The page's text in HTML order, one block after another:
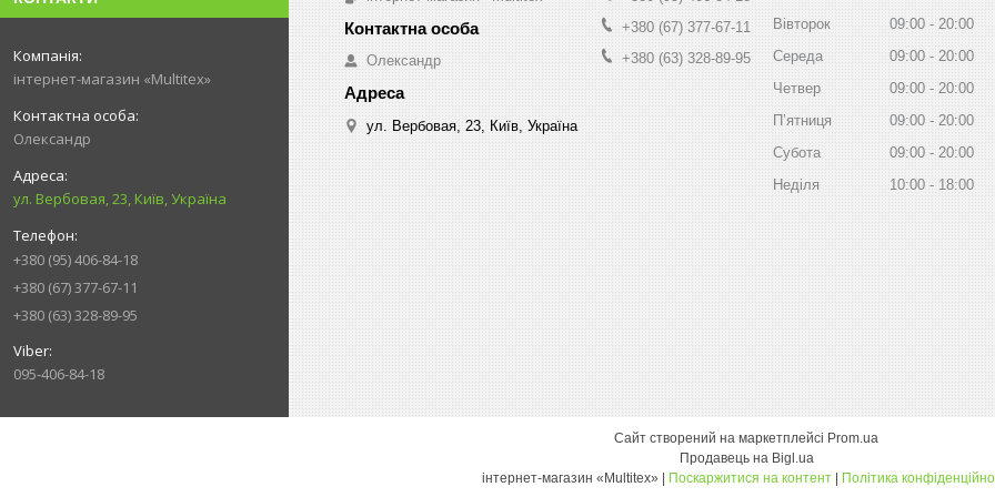
інтернет-магазин «Multitex»
Олександр
ул. Вербовая, 23, Київ, Україна
+380 (95) 406-84-18
+380 (67) 377-67-11
+380 (63) 328-89-95
095-406-84-18
Олександр
ул. Вербовая, 23, Київ, Україна
+380 (67) 377-67-11
+380 (63) 328-89-95
Вівторок 09:00
20:00
Середа
09:00
20:00
Четвер
09:00
20:00
Пʼятниця
09:00
20:00
Субота
09:00
20:00
Неділя
10:00 18:00
Сайт створений на маркетплейсі Prom.ua
Продавець на Bigl.ua
Поскаржитися на контент Політика